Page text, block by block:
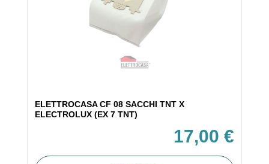
ELETTROCASA CF 08 SACCHI TNT X
ELECTROLUX (EX 7 TNT)
17,00 €